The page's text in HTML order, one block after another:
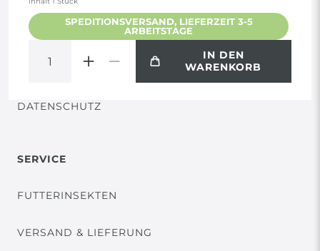
SPEDITIONSVERSAND, LIEFERZEIT 3-5
ARBEITSTAGE
IN DEN
WARENKORB
WIDERRUF
VERTRAG WIDERRUFEN
DATENSCHUTZ
SERVICE
FUTTERINSEKTEN
VERSAND & LIEFERUNG